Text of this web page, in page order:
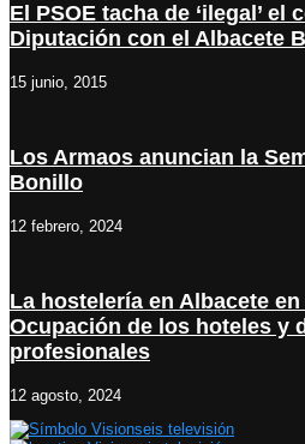
El PSOE tacha de ‘ilegal’ el
Diputación con el Albacete
15 junio, 2015
Los Armaos anuncian la
Bonillo
12 febrero, 2024
La hostelería en Albacete
Ocupación de los hoteles y
profesionales
12 agosto, 2024